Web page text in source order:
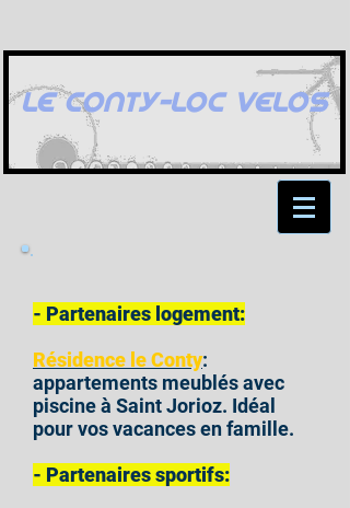
LE CONTY-LOC VELOS
- Partenaires logement:
Résidence le Conty:
appartements meublés avec
piscine à Saint Jorioz. Idéal
pour vos vacances en famille.
- Partenaires sportifs: